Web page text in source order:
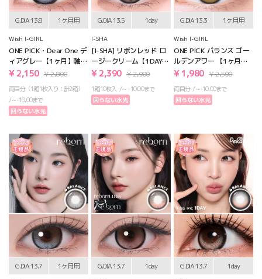
G.DIA 13.8 1ヶ月用
Wish I-GIRL
ONE PICK・Dear One デ
ィアグレー【1ヶ月】軸固
定
¥ 2,150 ¥ 2,800
両目分（1箱1枚入り：計2箱）
~-10.00まで
回らない水光
G.DIA 13.5 1day
I-SHA
[I-SHA] リボンレッド ロ
ージークリーム【1DAY】
軸固定
¥ 2,390 ¥ 2,900
1箱10枚入
~ -10.00まで
回らない水光
G.DIA 13.3 1ヶ月用
Wish I-GIRL
ONE PICK バランス ゴー
ルデンアワー 【1ヶ月】
軸固定
¥ 1,980 ¥ 2,500
両目分
~-10.00まで
回らない水光
G.DIA 13.7 1ヶ月用 G.DIA 13.7 1day G.DIA 13.7 1day